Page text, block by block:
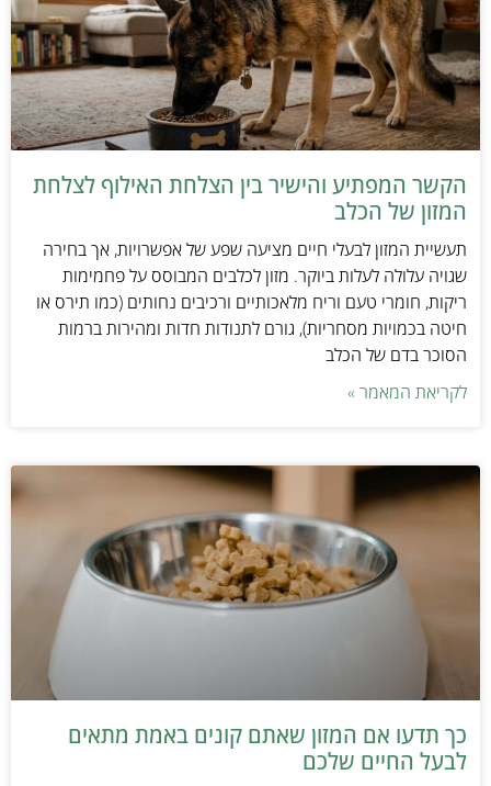
הקשר המפתיע והישיר בין הצלחת האילוף לצלחת
המזון של הכלב
תעשיית המזון לבעלי חיים מציעה שפע של אפשרויות, אך בחירה
שגויה עלולה לעלות ביוקר. מזון לכלבים המבוסס על פחמימות
ריקות, חומרי טעם וריח מלאכותיים ורכיבים נחותים (כמו תירס או
חיטה בכמויות מסחריות), גורם לתנודות חדות ומהירות ברמות
הסוכר בדם של הכלב
לקריאת המאמר »
כך תדעו אם המזון שאתם קונים באמת מתאים
לבעל החיים שלכם